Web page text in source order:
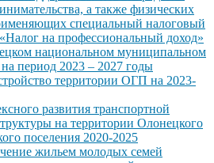
а также физических
специальный налоговый
на профессиональный доход»
национальном муниципальном
период 2023 – 2027 годы
территории ОГП на 2023-
развития транспортной
на территории Олонецкого
поселения 2020-2025
жильем молодых семей